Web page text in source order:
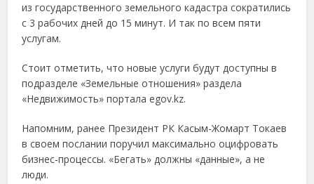
из государственного земельного кадастра сократились
с 3 рабочих дней до 15 минут. И так по всем пяти
услугам.
Стоит отметить, что новые услуги будут доступны в
подразделе «Земельные отношения» раздела
«Недвижимость» портала egov.kz.
Напомним, ранее Президент РК Касым-Жомарт Токаев
в своем послании поручил максимально оцифровать
бизнес-процессы. «Бегать» должны «данные», а не
люди.